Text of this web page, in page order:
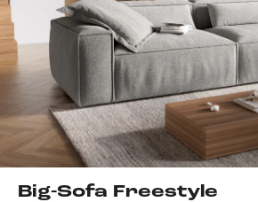
Big-Sofa Freestyle